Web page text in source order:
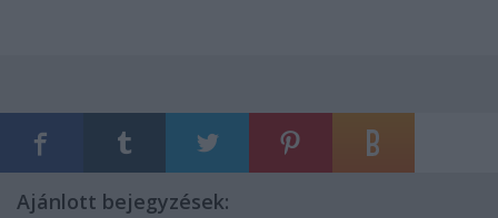
Ajánlott bejegyzések: